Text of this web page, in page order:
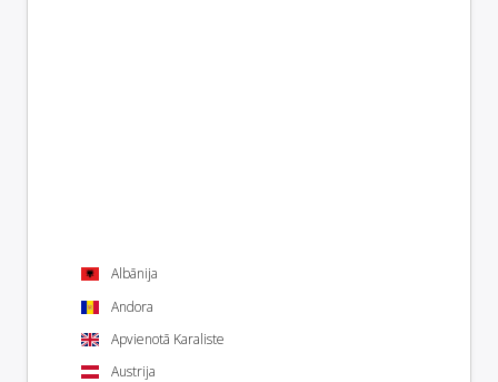
Albānija
Andora
Apvienotā Karaliste
Austrija